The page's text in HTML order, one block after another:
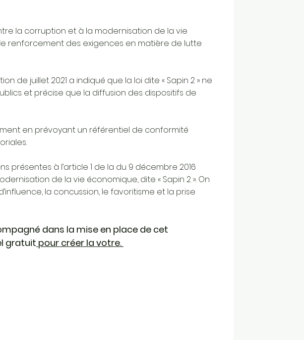
la corruption et à la modernisation de la vie
renforcement des exigences en matière de lutte
de juillet 2021 a indiqué que la loi dite « Sapin 2 » ne
et précise que la diffusion des dispositifs de
en prévoyant un référentiel de conformité
présentes à l’article 1 de la du 9 décembre 2016
de la vie économique, dite « Sapin 2 ». On
la concussion, le favoritisme et la prise
dans la mise en place de cet
gratuit pour créer la votre.